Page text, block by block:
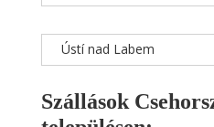
Ústí nad Labem
Szállások